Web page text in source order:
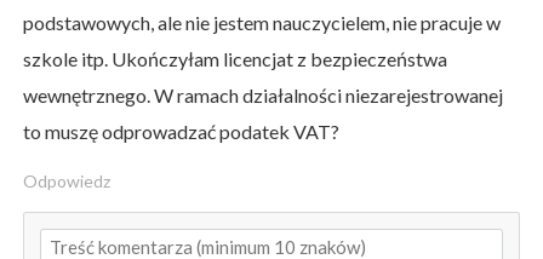
podstawowych, ale nie jestem nauczycielem, nie pracuje w
szkole itp. Ukończyłam licencjat z bezpieczeństwa
wewnętrznego. W ramach działalności niezarejestrowanej
to muszę odprowadzać podatek VAT?
Odpowiedz